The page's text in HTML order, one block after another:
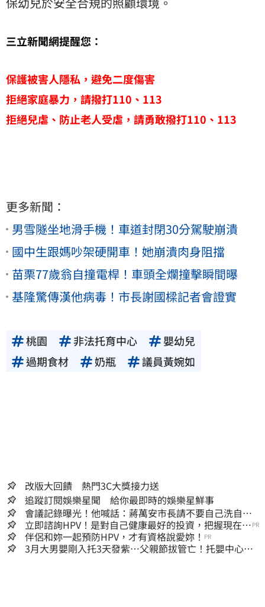
三立新聞網提醒您：
保護被害人隱私，避免二度傷害
拒絕家庭暴力，請撥打110、113
拒絕兒虐、防止老人受虐，請勇敢撥打110、113
更多新聞：
男雪隧坐地滑手機！車道封閉30分駕駛崩潰
國中生跟媽吵架硬開車！她崩潰肉身阻擋
苗栗77歲翁自撞電桿！車頭全爛撞擊瞬間曝
基隆驚傳漢他病毒！市長謝國樑記者會證實
桃園 非法托育中心
嬰幼兒
過期食材
奶瓶 議員黃婉如
改版大回饋 熱門3C大獎接力送
追蹤訂閱娛樂星聞 給你最即時的娛樂星鮮事
會議記錄曝光！他喊話：蔣萬安市長請不要自己洗自己
的記憶好嗎？
立即諮詢HPV！是對自己健康最好的投資，把握現在不
嫌晚！
PR
伴侶和妳一起預防HPV，才有資格說愛妳！ PR
3月大男嬰剛入托3天發紫…父親節拔管亡！托嬰中心回9